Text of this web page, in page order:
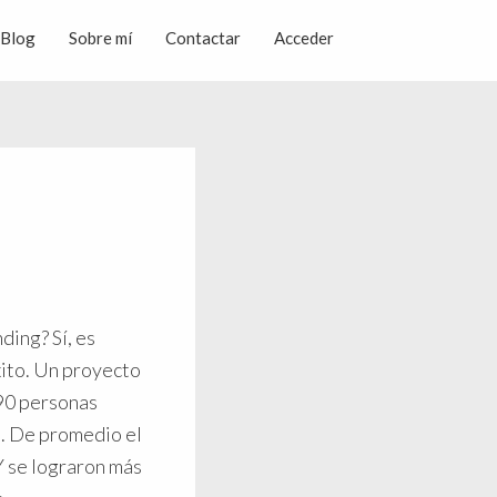
Blog Sobre mí Contactar Acceder
Sí, es
Un proyecto
personas
. De promedio el
lograron más